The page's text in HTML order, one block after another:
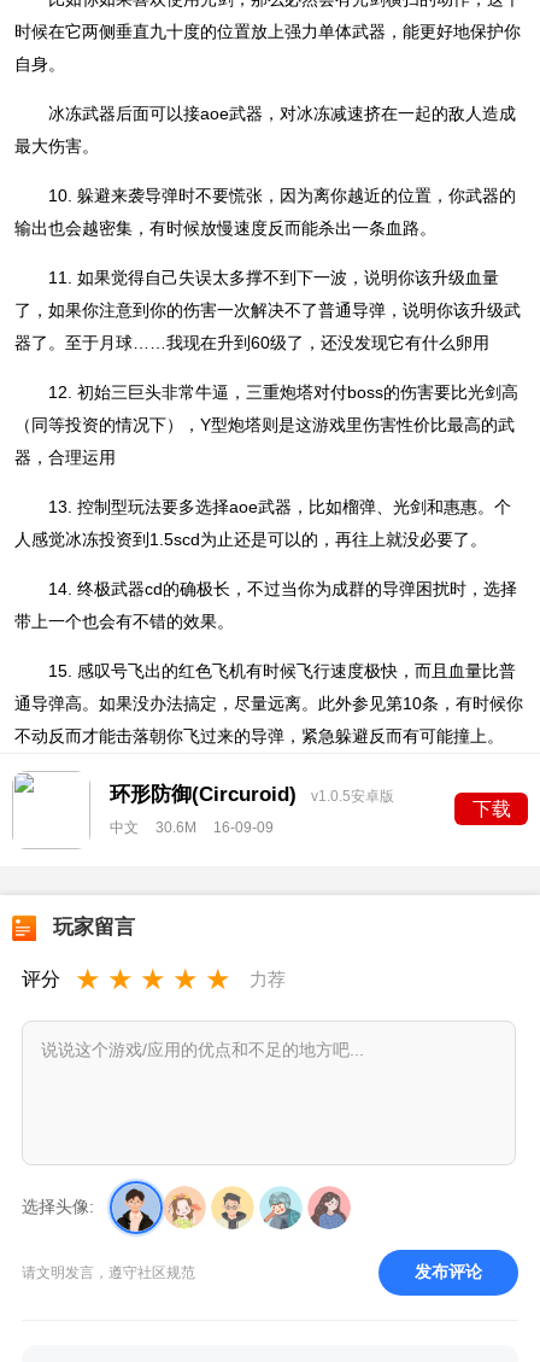
时候在它两侧垂直九十度的位置放上强力单体武器，能更好地保护你
自身。
冰冻武器后面可以接aoe武器，对冰冻减速挤在一起的敌人造成
最大伤害。
10. 躲避来袭导弹时不要慌张，因为离你越近的位置，你武器的
输出也会越密集，有时候放慢速度反而能杀出一条血路。
11. 如果觉得自己失误太多撑不到下一波，说明你该升级血量
了，如果你注意到你的伤害一次解决不了普通导弹，说明你该升级武
器了。至于月球……我现在升到60级了，还没发现它有什么卵用
12. 初始三巨头非常牛逼，三重炮塔对付boss的伤害要比光剑高
（同等投资的情况下），Y型炮塔则是这游戏里伤害性价比最高的武
器，合理运用
13. 控制型玩法要多选择aoe武器，比如榴弹、光剑和惠惠。个
人感觉冰冻投资到1.5scd为止还是可以的，再往上就没必要了。
14. 终极武器cd的确极长，不过当你为成群的导弹困扰时，选择
带上一个也会有不错的效果。
15. 感叹号飞出的红色飞机有时候飞行速度极快，而且血量比普
通导弹高。如果没办法搞定，尽量远离。此外参见第10条，有时候你
不动反而才能击落朝你飞过来的导弹，紧急躲避反而有可能撞上。
环形防御(Circuroid)
v1.0.5安卓版
中文
30.6M 16-09-09
下载
玩家留言
评分 ★ ★ ★ ★ ★ 力荐
选择头像:
请文明发言，遵守社区规范 发布评论